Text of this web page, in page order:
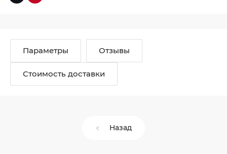
Параметры Отзывы
Стоимость доставки
Назад